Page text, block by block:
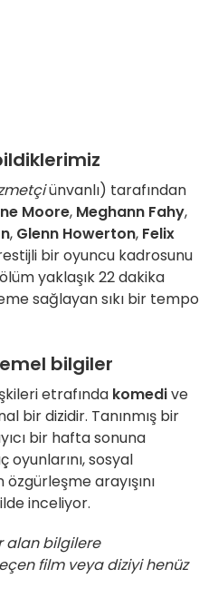
ünvanlı) tarafından
Moore, Meghann Fahy,
, Glenn Howerton, Felix
bir oyuncu kadrosunu
yaklaşık 22 dakika
sağlayan sıkı bir tempo
bilgiler
etrafında komedive
bir dizidir. Tanınmış bir
bir hafta sonuna
oyunlarını, sosyal
özgürleşme arayışını
inceliyor.
alan bilgilere
film veya diziyi henüz